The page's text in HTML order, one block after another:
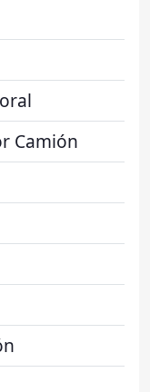
Camión